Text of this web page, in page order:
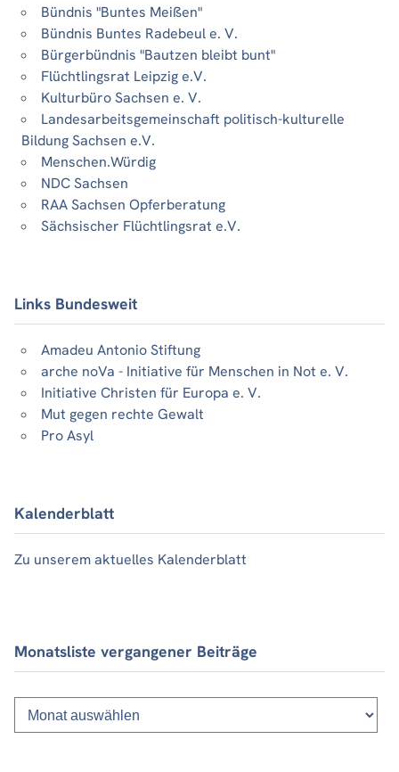
Bündnis "Buntes Meißen"
Bündnis Buntes Radebeul e. V.
Bürgerbündnis "Bautzen bleibt bunt"
Flüchtlingsrat Leipzig e.V.
Kulturbüro Sachsen e. V.
Landesarbeitsgemeinschaft politisch-kulturelle
Bildung Sachsen e.V.
Menschen.Würdig
NDC Sachsen
RAA Sachsen Opferberatung
Sächsischer Flüchtlingsrat e.V.
Links Bundesweit
Amadeu Antonio Stiftung
arche noVa - Initiative für Menschen in Not e. V.
Initiative Christen für Europa e. V.
Mut gegen rechte Gewalt
Pro Asyl
Kalenderblatt
Zu unserem aktuelles Kalenderblatt
Monatsliste vergangener Beiträge
Monatsliste
vergangener
Beiträge